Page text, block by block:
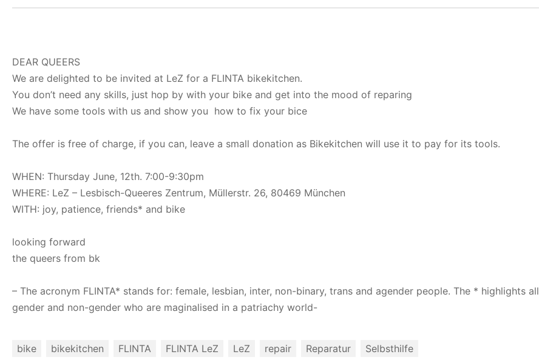
DEAR QUEERS
We are delighted to be invited at LeZ for a FLINTA bikekitchen.
You don’t need any skills, just hop by with your bike and get into the mood of reparing
We have some tools with us and show you how to fix your bice
The offer is free of charge, if you can, leave a small donation as Bikekitchen will use it to pay for its tools.
WHEN: Thursday June, 12th. 7:00-9:30pm
WHERE: LeZ – Lesbisch-Queeres Zentrum, Müllerstr. 26, 80469 München
WITH: joy, patience, friends* and bike
looking forward
the queers from bk
– The acronym FLINTA* stands for: female, lesbian, inter, non-binary, trans and agender people. The * highlights all
gender and non-gender who are maginalised in a patriachy world-
bike bikekitchen FLINTA FLINTA LeZ LeZ repair Reparatur Selbsthilfe